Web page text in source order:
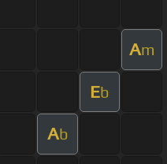
Am
Eb
Ab